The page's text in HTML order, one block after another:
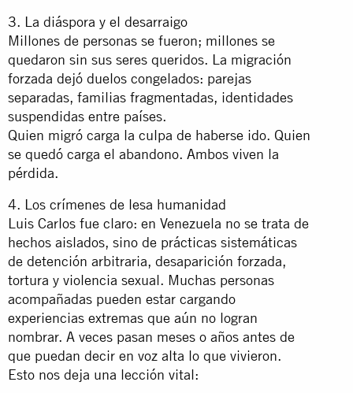
3. La diáspora y el desarraigo
Millones de personas se fueron; millones se
quedaron sin sus seres queridos. La migración
forzada dejó duelos congelados: parejas
separadas, familias fragmentadas, identidades
suspendidas entre países.
Quien migró carga la culpa de haberse ido. Quien
se quedó carga el abandono. Ambos viven la
pérdida.
4. Los crímenes de lesa humanidad
Luis Carlos fue claro: en Venezuela no se trata de
hechos aislados, sino de prácticas sistemáticas
de detención arbitraria, desaparición forzada,
tortura y violencia sexual. Muchas personas
acompañadas pueden estar cargando
experiencias extremas que aún no logran
nombrar. A veces pasan meses o años antes de
que puedan decir en voz alta lo que vivieron.
Esto nos deja una lección vital: